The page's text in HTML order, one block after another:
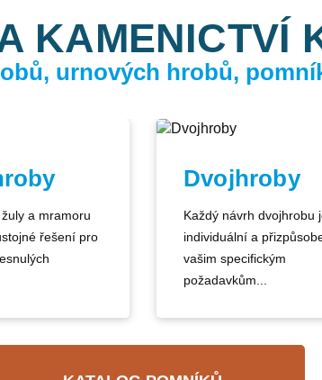
KAMENICTVÍ
urnových hrobů,
a mramoru
řešení pro
Dvojhroby
Každý návrh dvojhrobu
individuální a
vašim specifickým
požadavkům...